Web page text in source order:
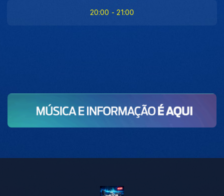
20:00 - 21:00